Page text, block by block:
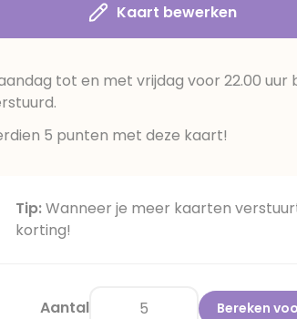
Kaart bewerken
tot en met vrijdag voor 22.00 uur
5 punten met deze kaart!
Tip:Wanneer je meer kaarten
korting!
Aantal Bereken